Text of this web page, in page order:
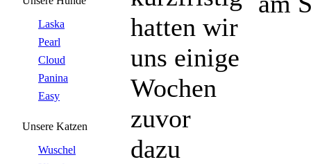
Laska
Pearl
Cloud
Panina
Easy
Unsere Katzen
Wuschel
hatten wir
uns einige
Wochen
zuvor
dazu